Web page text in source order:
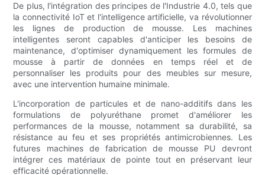
De plus, l'intégration des principes de l'Industrie 4.0, tels que
la connectivité IoT et l'intelligence artificielle, va révolutionner
les lignes de production de mousse. Les machines
intelligentes seront capables d'anticiper les besoins de
maintenance, d'optimiser dynamiquement les formules de
mousse à partir de données en temps réel et de
personnaliser les produits pour des meubles sur mesure,
avec une intervention humaine minimale.
L'incorporation de particules et de nano-additifs dans les
formulations de polyuréthane promet d'améliorer les
performances de la mousse, notamment sa durabilité, sa
résistance au feu et ses propriétés antimicrobiennes. Les
futures machines de fabrication de mousse PU devront
intégrer ces matériaux de pointe tout en préservant leur
efficacité opérationnelle.